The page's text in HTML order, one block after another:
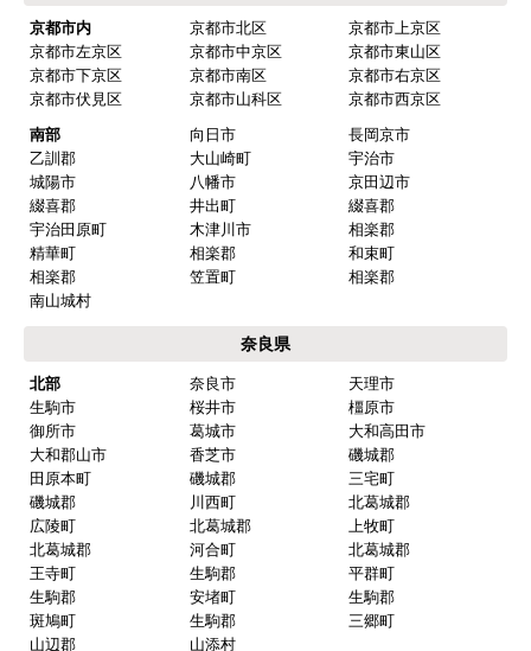
京都市内 京都市北区
京都市上京区
京都市左京区
京都市中京区
京都市東山区
京都市下京区
京都市南区
京都市右京区
京都市伏見区
京都市山科区
京都市西京区
南部
向日市
長岡京市
乙訓郡
大山崎町
宇治市
城陽市
八幡市
京田辺市
綴喜郡
井出町
綴喜郡
宇治田原町
木津川市
相楽郡
精華町
相楽郡
和束町
相楽郡
笠置町
相楽郡
南山城村
奈良県
北部 奈良市
天理市
生駒市
桜井市
橿原市
御所市
葛城市
大和高田市
大和郡山市
香芝市
磯城郡
田原本町
磯城郡
三宅町
磯城郡
川西町
北葛城郡
広陵町
北葛城郡
上牧町
北葛城郡
河合町
北葛城郡
王寺町
生駒郡
平群町
生駒郡
安堵町
生駒郡
斑鳩町
生駒郡
三郷町
山辺郡
山添村